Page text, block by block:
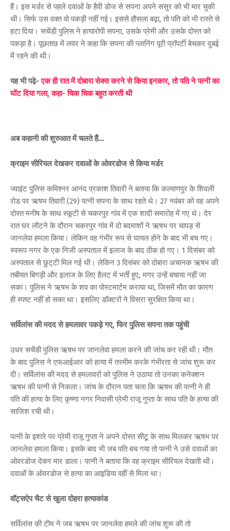
हैं। इस मर्डर से पहले दवाओं के हैवी डोज से सपना अपने ससुर को भी मार चुकी
थी। सिर्फ उस वक्त वो पकड़ी नहीं गई। इससे हौसला बढ़ा, तो पति को भी रास्ते से
हटा दिया। सचेंडी पुलिस ने हत्यारोपी सपना, उसके प्रेमी और उसके दोस्त को
पकड़ा है। पूछताछ में लवर ने कहा कि सपना की प्लानिंग पूरी प्रॉपर्टी बेचकर दुबई
में रहने की थी।
यह भी पढ़े-एक ही रात में दोबारा सेक्स करने से किया इनकार, तो पति ने पत्नी का
घोंट दिया गला, कहा- चिक चिक बहुत करती थी
अब कहानी की शुरुआत में चलते हैं...
क्राइम सीरियल देखकर दवाओं के ओवरडोज से किया मर्डर
ज्वाइंट पुलिस कमिश्नर आनंद प्रकाश तिवारी ने बताया कि कल्याणपुर के शिवली
रोड पर ऋषभ तिवारी (29) पत्नी सपना के साथ रहते थे। 27 नवंबर को वह अपने
दोस्त मनीष के साथ स्कूटी से चकरपुर गांव में एक शादी समारोह में गए थे। देर
रात घर लौटने के दौरान चकरपुर गांव में दो बदमाशों ने ऋषभ पर चापड़ से
जानलेवा हमला किया। लेकिन वह गंभीर रूप से घायल होने के बाद भी बच गए।
स्वरूप नगर के एक निजी अस्पताल में इलाज के बाद ठीक हो गए। 1 दिसंबर को
अस्पताल से छुट्‌टी मिल गई थी। लेकिन 3 दिसंबर को दोबारा अचानक ऋषभ की
तबीयत बिगड़ी और इलाज के लिए हैलट में भर्ती हुए, मगर उन्हें बचाया नहीं जा
सका। पुलिस ने ऋषभ के शव का पोस्टमार्टम कराया था, जिसमें मौत का कारण
ही स्पष्ट नहीं हो सका था। इसलिए डॉक्टरों ने विसरा सुरक्षित किया था।
सर्विलांस की मदद से हमलावर पकड़े गए, फिर पुलिस सपना तक पहुंची
उधर सचेंडी पुलिस ऋषभ पर जानलेवा हमला करने की जांच कर रही थी। मौत
के बाद पुलिस ने एफआईआर को हत्या में तरमीम करके गंभीरता से जांच शुरू कर
दी। सर्विलांस की मदद से हमलावरों को पुलिस ने उठाया तो उनका कनेक्शन
ऋषभ की पत्नी से निकला। जांच के दौरान पता चला कि ऋषभ की पत्नी ने ही
पति की हत्या के लिए कृष्णा नगर निवासी प्रेमी राजू गुप्ता के साथ पति के हत्या की
साजिश रची थी।
पत्नी के इशारे पर प्रेमी राजू गुप्ता ने अपने दोस्त सीटू के साथ मिलकर ऋषभ पर
जानलेवा हमला किया। इसके बाद भी जब पति बच गया तो पत्नी ने उसे दवाओं का
ओवरडोज देकर मार डाला। पत्नी ने बताया कि वह क्राइम सीरियल देखती थी।
दवाओं के ओवरडोज से हत्या का आइडिया वहीं से मिला था।
वॉट्सऐप चैट से खुला दोहरा हत्याकांड
सर्विलांस की टीम ने जब ऋषभ पर जानलेवा हमले की जांच शुरू की तो